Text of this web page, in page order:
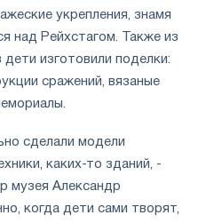
укрепления, знамя
над Рейхстагом. Также из
изготовили поделки:
сражений, вязаные
сделали модели
каких-то зданий, -
музея Александр
когда дети сами творят,